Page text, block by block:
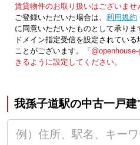
賃貸物件のお取り扱いはございませ
ご登録いただいた場合は、「利用規約
に同意いただいたものとして承りま
ドメイン指定受信を設定されてい
ことがございます。
「
きるように設定してください。
我孫子道駅の中古一戸建